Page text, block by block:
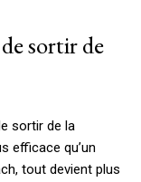
sortir de
sortir de la
efficace qu’un
tout devient plus